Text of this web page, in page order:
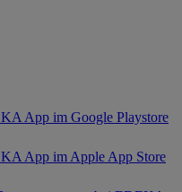
App im Google Playstore
App im Apple App Store